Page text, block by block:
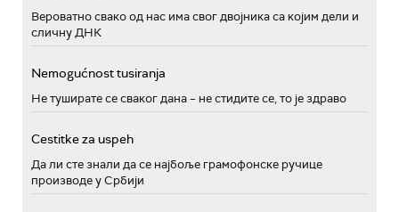
Вероватно свако од нас има свог двојника са којим дели и
сличну ДНК
Nemogućnost tusiranja
Не туширате се сваког дана – не стидите се, то је здраво
Cestitke za uspeh
Да ли сте знали да се најбоље грамофонске ручице
производе у Србији